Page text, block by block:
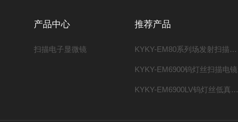
产品中心
扫描电子显微镜
推荐产品
KYKY-EM80系列场发射扫描电子显微镜
KYKY-EM6900钨灯丝扫描电镜
KYKY-EM6900LV钨灯丝低真空扫描电镜